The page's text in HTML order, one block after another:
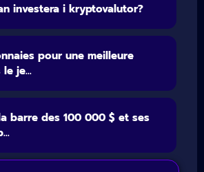
investera i kryptovalutor?
pour une meilleure
je...
barre des 100 000 $ et ses